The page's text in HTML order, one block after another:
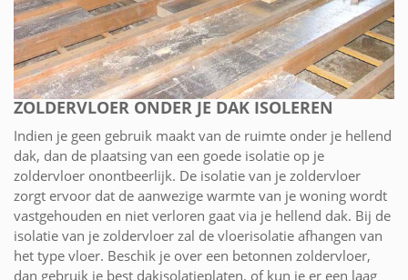
ZOLDERVLOER ONDER JE DAK ISOLEREN
Indien je geen gebruik maakt van de ruimte onder je hellend
dak, dan de plaatsing van een goede isolatie op je
zoldervloer onontbeerlijk. De isolatie van je zoldervloer
zorgt ervoor dat de aanwezige warmte van je woning wordt
vastgehouden en niet verloren gaat via je hellend dak. Bij de
isolatie van je zoldervloer zal de vloerisolatie afhangen van
het type vloer. Beschik je over een betonnen zoldervloer,
dan gebruik je best dakisolatieplaten, of kun je er een laag